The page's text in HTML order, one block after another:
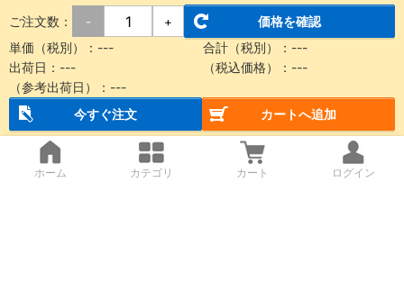
ご注文数： - +
価格を確認
単価（税別）： --- 合計（税別）： ---
出荷日： --- （税込価格）： ---
（参考出荷日）： ---
今すぐ注文
カートへ追加
ホーム カテゴリ カート ログイン